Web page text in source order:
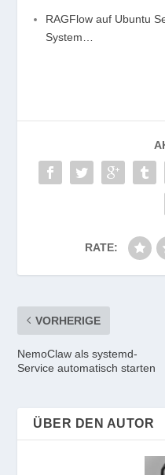
RAGFlow auf Ubuntu
System…
RATE:
VORHERIGE
NemoClaw als systemd-
Service automatisch starten
ÜBER DEN AUTOR